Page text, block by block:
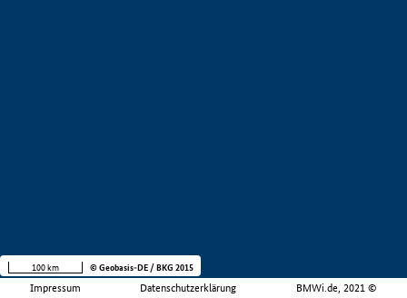
Impressum Datenschutzerklärung BMWi.de, 2021 ©
100 km © Geobasis-DE / BKG 2015